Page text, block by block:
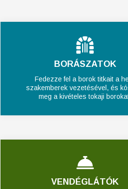
BORÁSZATOK
Fedezze fel a borok titkait a
szakemberek vezetésével, és
meg a kivételes tokaji
VENDÉGLÁTÓK